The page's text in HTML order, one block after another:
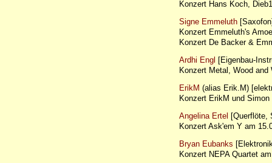
Konzert Hans Koch,
Signe Emmeluth
Konzert Emmeluth's
Konzert De Backer &
Ardhi Engl [Eigenbau-
Konzert Metal, Wood
ErikM (alias Erik.M)
Konzert ErikM und
Angelina Ertel [Querflöte,
Konzert Ask'em Y am
Bryan Eubanks
Konzert NEPA Quartet